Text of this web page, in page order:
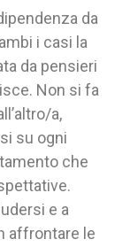
da
i casi la
da pensieri
Non si fa
a,
su ogni
che
e a
affrontare le